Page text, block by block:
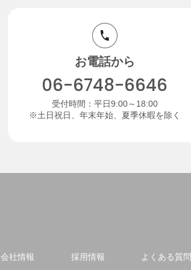
お電話から
06-6748-6646
受付時間：平日9:00～18:00
※土日祝日、年末年始、夏季休暇を除く
会社情報 採用情報 よくある質問